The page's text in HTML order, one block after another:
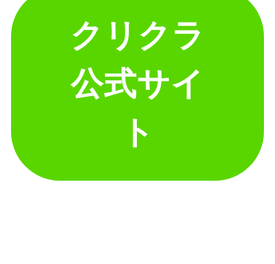
クリクラ
公式サイ
ト